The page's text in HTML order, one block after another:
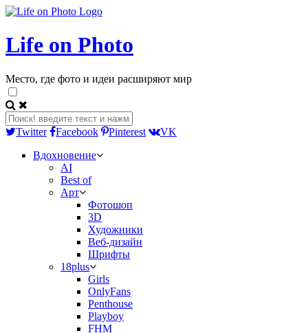
Life on Photo
Место, где фото и идеи расширяют мир
Twitter Facebook Pinterest
VK
Вдохновение
AI
Best of
Арт
Фотошоп
3D
Художники
Веб-дизайн
Шрифты
18plus
Girls
OnlyFans
Penthouse
Playboy
FHM